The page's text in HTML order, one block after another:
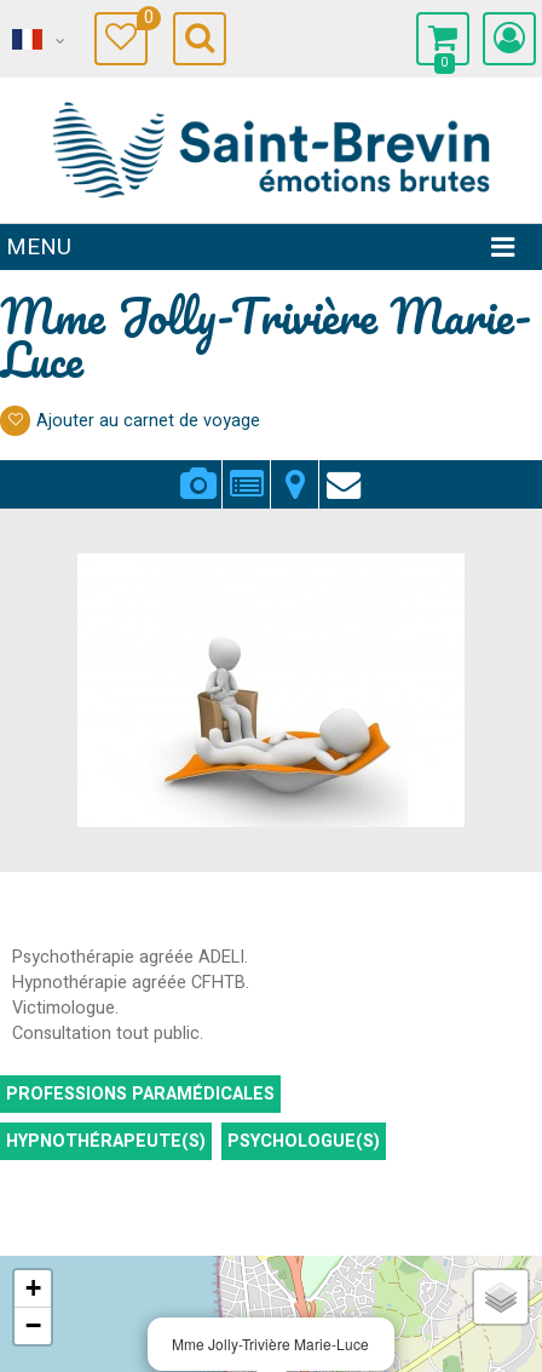
0
0
MENU
Mme Jolly-Trivière Marie-
Luce
Ajouter au carnet de voyage
Psychothérapie agréée ADELI.
Hypnothérapie agréée CFHTB.
Victimologue.
Consultation tout public.
PROFESSIONS PARAMÉDICALES
HYPNOTHÉRAPEUTE(S)
PSYCHOLOGUE(S)
Mme Jolly-Trivière Marie-Luce
+
−